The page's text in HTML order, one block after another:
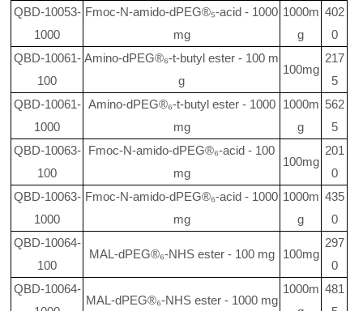
QBD-10053-
1000
Fmoc-N-amido-dPEG®₅-acid - 1000
mg
1000m
g
402
0
QBD-10061-
100
Amino-dPEG®₆-t-butyl ester - 100 m
g
100mg
217
5
QBD-10061-
1000
Amino-dPEG®₆-t-butyl ester - 1000
mg
1000m
g
562
5
QBD-10063-
100
Fmoc-N-amido-dPEG®₆-acid - 100
mg
100mg
201
0
QBD-10063-
1000
Fmoc-N-amido-dPEG®₆-acid - 1000
mg
1000m
g
435
0
QBD-10064-
100
MAL-dPEG®₆-NHS ester - 100 mg 100mg
297
0
QBD-10064-
MAL-dPEG®₆-NHS ester - 1000 mg
1000m 481